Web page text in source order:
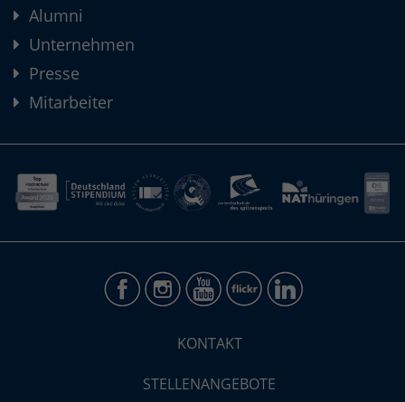
Alumni
Unternehmen
Presse
Mitarbeiter
KONTAKT
STELLENANGEBOTE